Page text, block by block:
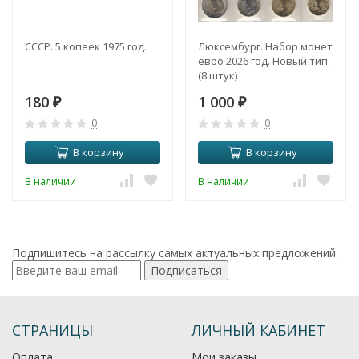
СССР. 5 копеек 1975 год.
180 ₽
0
В корзину
В наличии
Люксембург. Набор монет
евро 2026 год. Новый тип.
(8 штук)
1 000 ₽
0
В корзину
В наличии
Подпишитесь на рассылку самых актуальных предложений.
Подписаться
СТРАНИЦЫ ЛИЧНЫЙ КАБИНЕТ